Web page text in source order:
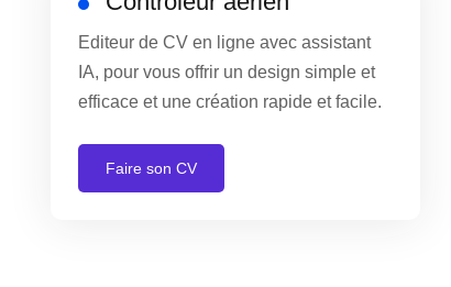
Editeur de CV en ligne avec assistant
IA, pour vous offrir un design simple et
efficace et une création rapide et facile.
Faire son CV